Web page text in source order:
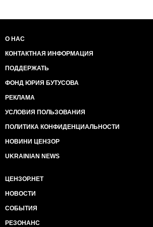
О НАС
КОНТАКТНАЯ ИНФОРМАЦИЯ
ПОДДЕРЖАТЬ
ФОНД ЮРИЯ БУТУСОВА
РЕКЛАМА
УСЛОВИЯ ПОЛЬЗОВАНИЯ
ПОЛИТИКА КОНФИДЕНЦИАЛЬНОСТИ
НОВИНИ ЦЕНЗОР
UKRAINIAN NEWS
ЦЕНЗОР.НЕТ
НОВОСТИ
СОБЫТИЯ
РЕЗОНАНС